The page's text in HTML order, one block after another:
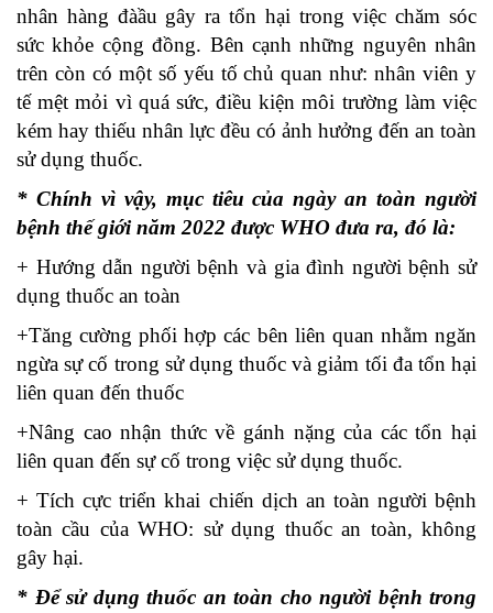
nhân hàng đàầu gây ra tổn hại trong việc chăm sóc
sức khỏe cộng đồng. Bên cạnh những nguyên nhân
trên còn có một số yếu tố chủ quan như: nhân viên y
tế mệt mỏi vì quá sức, điều kiện môi trường làm việc
kém hay thiếu nhân lực đều có ảnh hưởng đến an toàn
sử dụng thuốc.
* Chính vì vậy, mục tiêu của ngày an toàn người
bệnh thế giới năm 2022 được WHO đưa ra, đó là:
+ Hướng dẫn người bệnh và gia đình người bệnh sử
dụng thuốc an toàn
+Tăng cường phối hợp các bên liên quan nhằm ngăn
ngừa sự cố trong sử dụng thuốc và giảm tối đa tổn hại
liên quan đến thuốc
+Nâng cao nhận thức về gánh nặng của các tổn hại
liên quan đến sự cố trong việc sử dụng thuốc.
+ Tích cực triển khai chiến dịch an toàn người bệnh
toàn cầu của WHO: sử dụng thuốc an toàn, không
gây hại.
* Để sử dụng thuốc an toàn cho người bệnh trong